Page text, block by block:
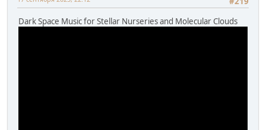
Dark Space Music for Stellar Nurseries and Molecular Clouds